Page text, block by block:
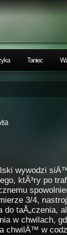
Taniec
wywodzi
ktÃ³ry po
3/4,
do taÅ„czenia,
w chwilach,
chwilÄ™ w